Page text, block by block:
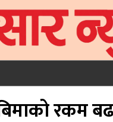
रकम